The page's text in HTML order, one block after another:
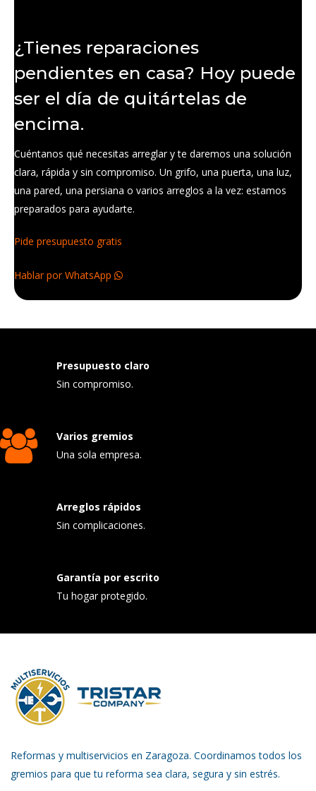
¿Tienes reparaciones
pendientes en casa? Hoy puede
ser el día de quitártelas de
encima.
Cuéntanos qué necesitas arreglar y te daremos una solución
clara, rápida y sin compromiso. Un grifo, una puerta, una luz,
una pared, una persiana o varios arreglos a la vez: estamos
preparados para ayudarte.
Pide presupuesto gratis
Hablar por WhatsApp
Presupuesto claro
Sin compromiso.
Varios gremios
Una sola empresa.
Arreglos rápidos
Sin complicaciones.
Garantía por escrito
Tu hogar protegido.
Reformas y multiservicios en Zaragoza. Coordinamos todos los
gremios para que tu reforma sea clara, segura y sin estrés.